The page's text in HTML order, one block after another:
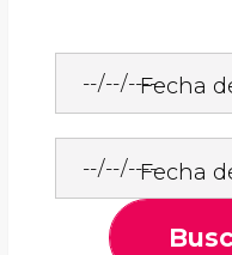
Fecha
Fecha